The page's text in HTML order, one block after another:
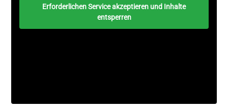
Erforderlichen Service akzeptieren und Inhalte
entsperren